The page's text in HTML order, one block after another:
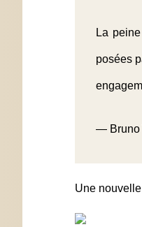
La
posées
— Bruno
Une